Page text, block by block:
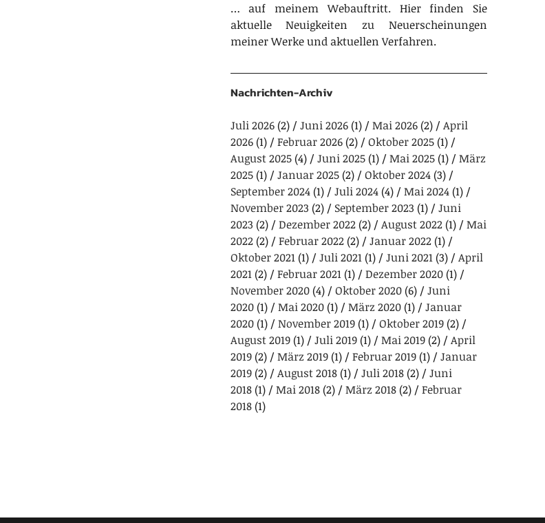
… auf meinem Webauftritt. Hier finden Sie
aktuelle Neuigkeiten zu Neuerscheinungen
meiner Werke und aktuellen Verfahren.
Nachrichten-Archiv
Juli 2026(2) Juni 2026(1) Mai 2026(2)
April
2026(1) Februar 2026(2) Oktober 2025(1)
August 2025(4) Juni 2025(1) Mai 2025(1)
März
2025(1) Januar 2025(2) Oktober 2024(3)
September 2024(1) Juli 2024(4) Mai 2024(1)
November 2023 (2) September 2023 (1)
Juni
2023 (2) Dezember 2022(2) August 2022(1)
Mai
2022(2) Februar 2022(2) Januar 2022(1)
Oktober 2021(1) Juli 2021(1) Juni 2021(3)
April
2021(2) Februar 2021(1) Dezember 2020(1)
November 2020(4) Oktober 2020(6)
Juni
2020(1) Mai 2020(1) März 2020(1)
Januar
2020(1) November 2019(1) Oktober 2019(2)
August 2019(1) Juli 2019(1) Mai 2019(2)
April
2019(2) März 2019(1) Februar 2019(1)
Januar
2019(2) August 2018(1) Juli 2018(2)
Juni
2018(1) Mai 2018(2) März 2018(2)
Februar
2018(1)